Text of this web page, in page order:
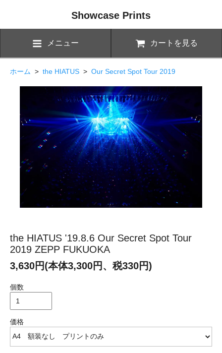
Showcase Prints
メニュー カートを見る
ホーム > the HIATUS > Our Secret Spot Tour 2019
the HIATUS '19.8.6 Our Secret Spot Tour
2019 ZEPP FUKUOKA
3,630円(本体3,300円、税330円)
個数
価格